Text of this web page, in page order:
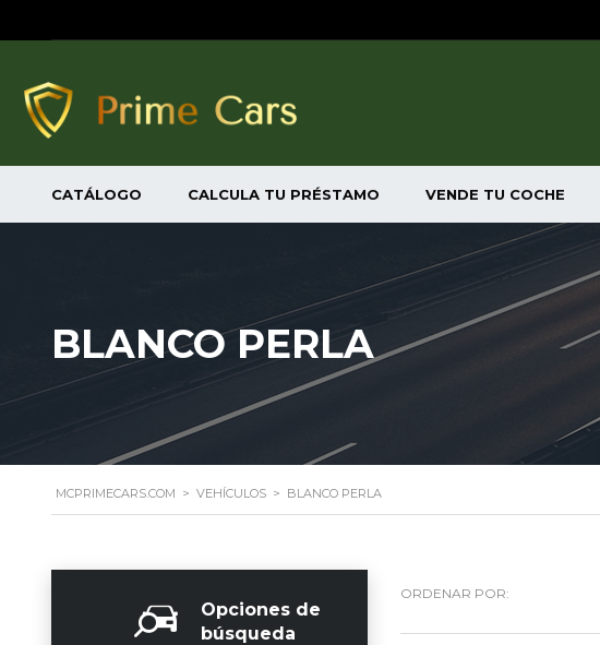
CATÁLOGO CALCULA TU PRÉSTAMO VENDE TU COCHE
BLANCO PERLA
MCPRIMECARS.COM > VEHÍCULOS > BLANCO PERLA
Opciones de
búsqueda
ORDENAR POR: